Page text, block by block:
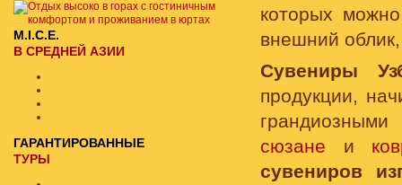
которых
внешний
Сувениры
продукции,
сюзане и
сувениров
M.I.C.E.
В СРЕДНЕЙ АЗИИ
ГАРАНТИРОВАННЫЕ
ТУРЫ